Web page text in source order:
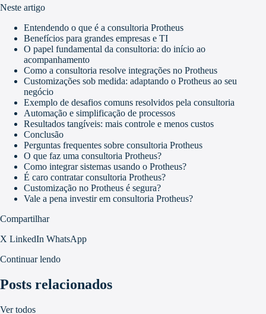
Neste artigo
Entendendo o que é a consultoria Protheus
Benefícios para grandes empresas e TI
O papel fundamental da consultoria: do início ao
acompanhamento
Como a consultoria resolve integrações no Protheus
Customizações sob medida: adaptando o Protheus ao seu
negócio
Exemplo de desafios comuns resolvidos pela consultoria
Automação e simplificação de processos
Resultados tangíveis: mais controle e menos custos
Conclusão
Perguntas frequentes sobre consultoria Protheus
O que faz uma consultoria Protheus?
Como integrar sistemas usando o Protheus?
É caro contratar consultoria Protheus?
Customização no Protheus é segura?
Vale a pena investir em consultoria Protheus?
Compartilhar
X LinkedIn WhatsApp
Continuar lendo
Posts relacionados
Ver todos